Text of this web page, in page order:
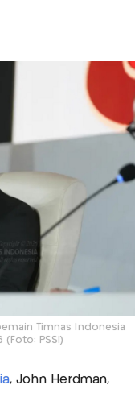
Timnas Indonesia
(Foto: PSSI)
, John Herdman,